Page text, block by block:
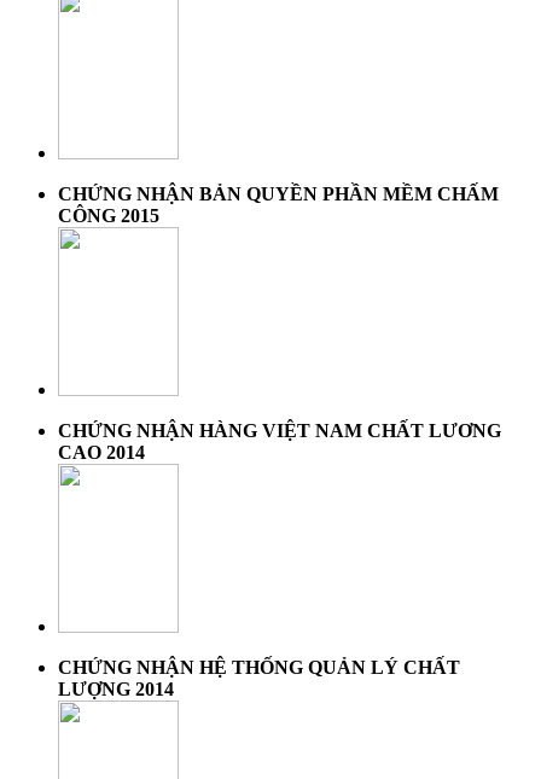
CHỨNG NHẬN BẢN QUYỀN PHẦN MỀM CHẤM
CÔNG 2015
CHỨNG NHẬN HÀNG VIỆT NAM CHẤT LƯƠNG
CAO 2014
CHỨNG NHẬN HỆ THỐNG QUẢN LÝ CHẤT
LƯỢNG 2014